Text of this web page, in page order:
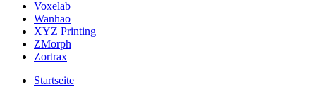
Voxelab
Wanhao
XYZ Printing
ZMorph
Zortrax
Startseite